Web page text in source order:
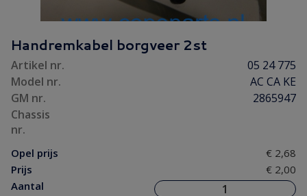
Handremkabel borgveer 2st
Artikel nr.
05 24 775
Model nr.
AC CA KE
GM nr.
2865947
Chassis
nr.
Opel prijs
€ 2,68
Prijs
€ 2,00
Aantal